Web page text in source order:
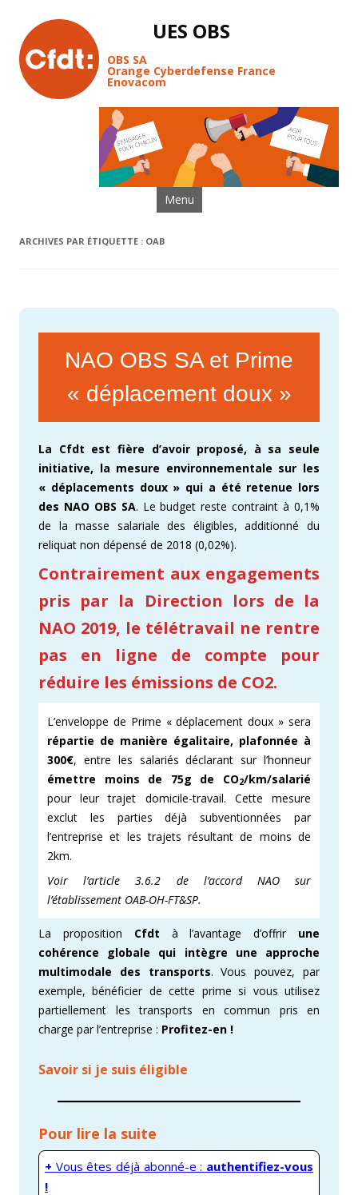
UES OBS
OBS SA
Orange Cyberdefense France
Enovacom
Menu Aller au contenu
ARCHIVES PAR ÉTIQUETTE : OAB
NAO OBS SA et Prime
« déplacement doux »
La Cfdt est fière d’avoir proposé, à sa seule
initiative, la mesure environnementale sur les
« déplacements doux » qui a été retenue lors
des NAO OBS SA. Le budget reste contraint à 0,1%
de la masse salariale des éligibles, additionné du
reliquat non dépensé de 2018 (0,02%).
Contrairement aux engagements
pris par la Direction lors de la
NAO 2019, le télétravail ne rentre
pas en ligne de compte pour
réduire les émissions de CO2.
L’enveloppe de Prime « déplacement doux » sera
répartie de manière égalitaire, plafonnée à
300€, entre les salariés déclarant sur l’honneur
émettre moins de 75g
de CO2/km/salarié
pour leur trajet domicile-travail. Cette mesure
exclut les parties déjà subventionnées par
l’entreprise et les trajets résultant de moins de
2km.
Voir l’article 3.6.2 de l’accord NAO sur
l’établissement OAB-OH-FT&SP.
La proposition Cfdt à l’avantage d’offrir une
cohérence globale qui intègre une approche
multimodale des transports. Vous pouvez, par
exemple, bénéficier de cette prime si vous utilisez
partiellement les transports en commun pris en
charge par l’entreprise : Profitez-en !
Savoir si je suis éligible
Pour lire la suite
+ Vous êtes déjà abonné-e : authentifiez-vous
!